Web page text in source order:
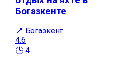
Богазкенте
📍 Богазкент
4.6
🕒 4